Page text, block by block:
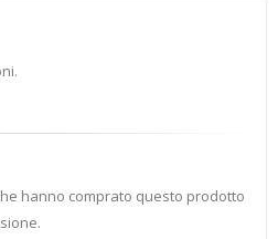
hanno comprato questo prodotto